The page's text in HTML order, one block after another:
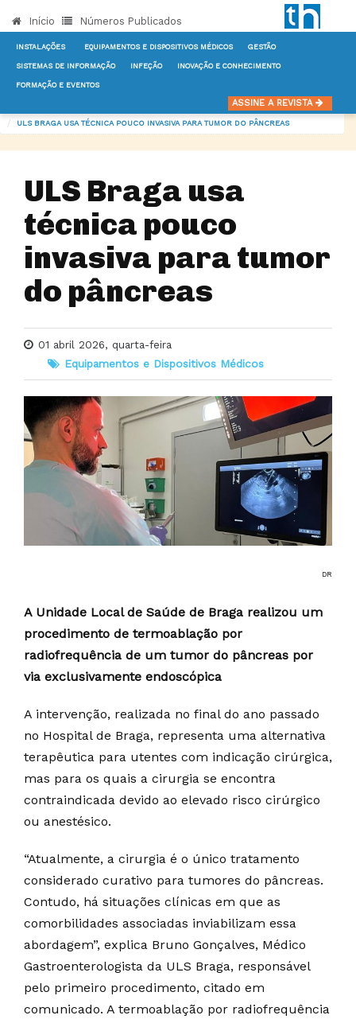
Início Números Publicados
INSTALAÇÕES EQUIPAMENTOS E DISPOSITIVOS MÉDICOS GESTÃO
SISTEMAS DE INFORMAÇÃO INFEÇÃO INOVAÇÃO E CONHECIMENTO
FORMAÇÃO E EVENTOS
ASSINE A REVISTA
EQUIPAMENTOS E DISPOSITIVOS MÉDICOS
ULS BRAGA USA TÉCNICA POUCO INVASIVA PARA TUMOR DO PÂNCREAS
ULS Braga usa
técnica pouco
invasiva para tumor
do pâncreas
01 abril 2026, quarta-feira
Equipamentos e Dispositivos Médicos
DR
A Unidade Local de Saúde de Braga realizou um
procedimento de termoablação por
radiofrequência de um tumor do pâncreas por
via exclusivamente endoscópica
A intervenção, realizada no final do ano passado
no Hospital de Braga, representa uma alternativa
terapêutica para utentes com indicação cirúrgica,
mas para os quais a cirurgia se encontra
contraindicada devido ao elevado risco cirúrgico
ou anestésico.
“Atualmente, a cirurgia é o único tratamento
considerado curativo para tumores do pâncreas.
Contudo, há situações clínicas em que as
comorbilidades associadas inviabilizam essa
abordagem”, explica Bruno Gonçalves, Médico
Gastroenterologista da ULS Braga, responsável
pelo primeiro procedimento, citado em
comunicado. A termoablação por radiofrequência